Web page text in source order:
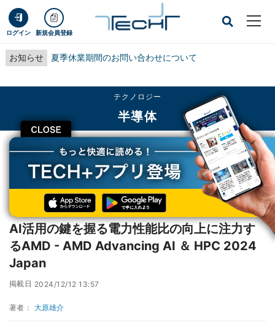
ログイン 新規会員登録
お知らせ 夏季休業期間のお問い合わせについて
CLOSE
テクノロジー
半導体
TECH+ テクノロジー
半導体
AI活用の鍵を握る電力性能比の向上に注力するAMD - AMD Advancing AI ＆
レポート
AI活用の鍵を握る電力性能比の向上に注力す
るAMD - AMD Advancing AI ＆ HPC 2024
Japan
掲載日 2024/12/12 13:57
著者： 大原雄介